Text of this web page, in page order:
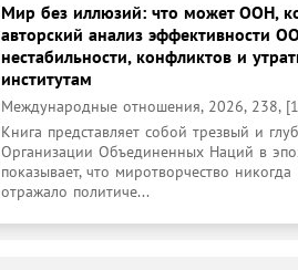
Мир без иллюзий: что может ООН,
авторский анализ эффективности
нестабильности, конфликтов и
институтам
Международные отношения, 2026, 238,
Книга представляет собой трезвый и
Организации Объединенных Наций в
показывает, что миротворчество
отражало политиче...